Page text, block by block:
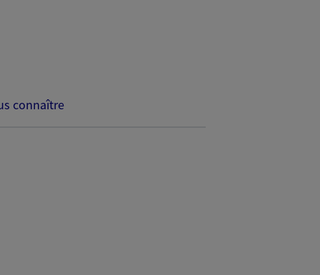
connaître